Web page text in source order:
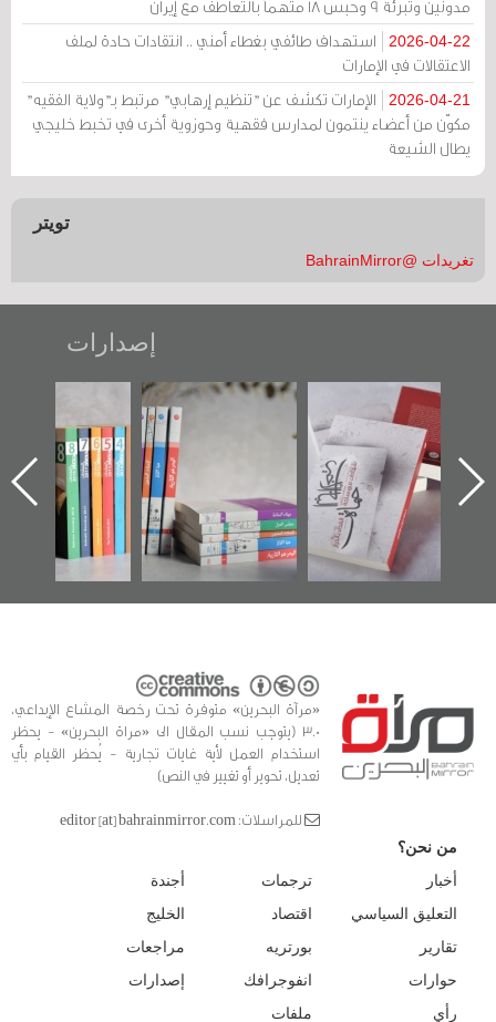
مدونين وتبرئة 9 وحبس 18 متهماً بالتعاطف مع إيران
2026-04-22
استهداف طائفي بغطاء أمني .. انتقادات حادة لملف
الاعتقالات في الإمارات
2026-04-21
الإمارات تكشف عن "تنظيم إرهابي" مرتبط بـ"ولاية الفقيه"
مكوّن من أعضاء ينتمون لمدارس فقهية وحوزوية أخرى في تخبط خليجي
يطال الشيعة
تويتر
تغريدات @BahrainMirror
إصدارات
"حماة الباب الأخير":
الإصدار الأول عن
اعتصام الدراز
وأحداث ساحة
الفداء لمركز أوال
للدراسات والتوثيق
تصنيف موضوعي
للوثائق البريطانية
يقدمه «مركز أوال»
في سلسلة من 5
كتب
تصدر حصاد
الساحات 2019
«مرآة البحرين» متوفرة تحت رخصة المشاع الإبداعي،
3.0 (يتوجب نسب المقال الى «مراة البحرين» - يحظر
استخدام العمل لأية غايات تجارية - يُحظر القيام بأي
تعديل، تحوير أو تغيير في النص)
للمراسلات: editor [at] bahrainmirror.com
من نحن؟
أخبار
التعليق السياسي
تقارير
حوارات
رأي
ترجمات
اقتصاد
بورتريه
انفوجرافك
ملفات
أجندة
الخليج
مراجعات
إصدارات